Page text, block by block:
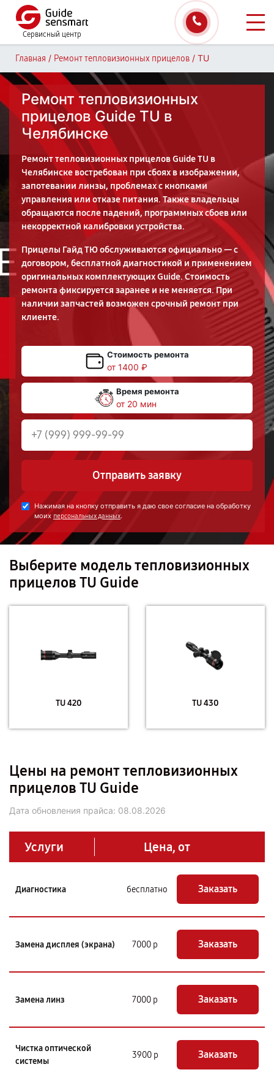
Сервисный центр
Главная / Ремонт тепловизионных прицелов / TU
Ремонт тепловизионных
прицелов Guide TU в
Челябинске
Ремонт тепловизионных прицелов Guide TU в
Челябинске востребован при сбоях в изображении,
запотевании линзы, проблемах с кнопками
управления или отказе питания. Также владельцы
обращаются после падений, программных сбоев или
некорректной калибровки устройства.
Прицелы Гайд ТЮ обслуживаются официально — с
договором, бесплатной диагностикой и применением
оригинальных комплектующих Guide. Стоимость
ремонта фиксируется заранее и не меняется. При
наличии запчастей возможен срочный ремонт при
клиенте.
Стоимость ремонта
от 1400 ₽
Время ремонта
от 20 мин
Отправить заявку
Нажимая на кнопку отправить я даю свое согласие на обработку
моих персональных данных.
Выберите модель тепловизионных
прицелов TU Guide
TU 420 TU 430
Цены на ремонт тепловизионных
прицелов TU Guide
Дата обновления прайса: 08.08.2026
Услуги Цена, от
Диагностика бесплатно Заказать
Замена дисплея (экрана) 7000 р Заказать
Замена линз 7000 р Заказать
Чистка оптической
системы
3900 р Заказать